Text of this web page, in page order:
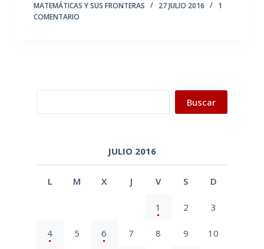
MATEMÁTICAS Y SUS FRONTERAS 27 JULIO 2016
1
COMENTARIO
Buscar
JULIO 2016
L M X J V S D
1 2 3
4 5 6 7 8 9 10